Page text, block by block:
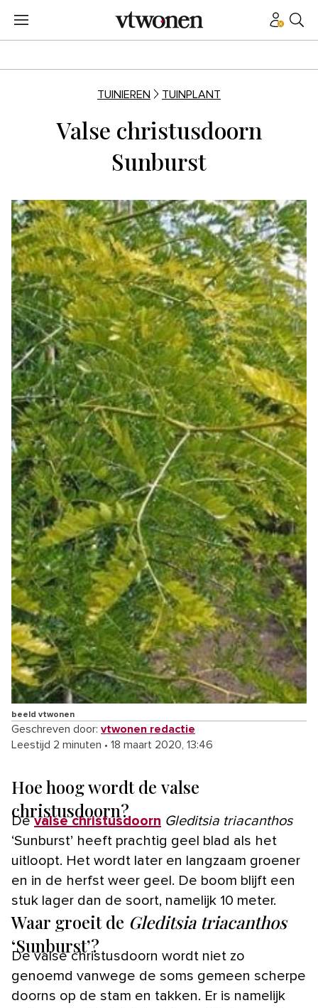
TUINIEREN TUINPLANT
Valse christusdoorn
Sunburst
beeld vtwonen
Geschreven door: vtwonen redactie
Leestijd 2 minuten • 18 maart 2020, 13:46
Hoe hoog wordt de valse
christusdoorn?
Devalse christusdoorn Gleditsia triacanthos
‘Sunburst’ heeft prachtig geel blad als het
uitloopt. Het wordt later en langzaam groener
en in de herfst weer geel. De boom blijft een
stuk lager dan de soort, namelijk 10 meter.
Waar groeit de Gleditsia triacanthos
‘Sunburst’?
De valse christusdoorn wordt niet zo
genoemd vanwege de soms gemeen scherpe
doorns op de stam en takken. Er is namelijk